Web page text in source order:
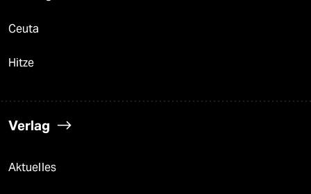
Ceuta
Hitze
Verlag
Aktuelles